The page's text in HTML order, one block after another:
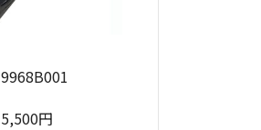
9968B001
5,500円